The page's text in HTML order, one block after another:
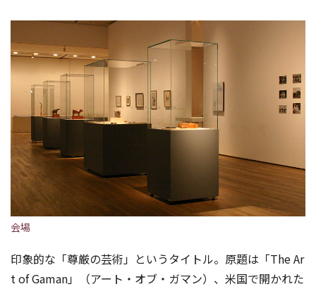
会場
印象的な「尊厳の芸術」というタイトル。原題は「The Ar
t of Gaman」（アート・オブ・ガマン）、米国で開かれた